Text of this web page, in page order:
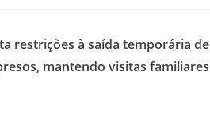
restrições à saída temporária de
mantendo visitas familiares